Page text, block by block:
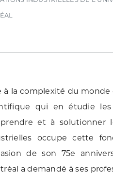
à la complexité du
qui en étudie
et à solutionner
occupe cette
de son 75e
a demandé à ses